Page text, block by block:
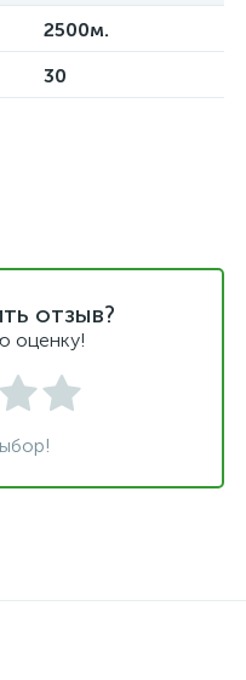
2500м.
30
отзыв?
оценку!